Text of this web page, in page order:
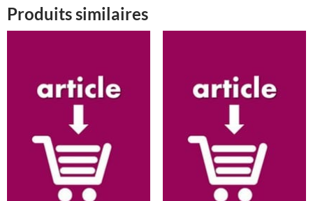
Produits similaires